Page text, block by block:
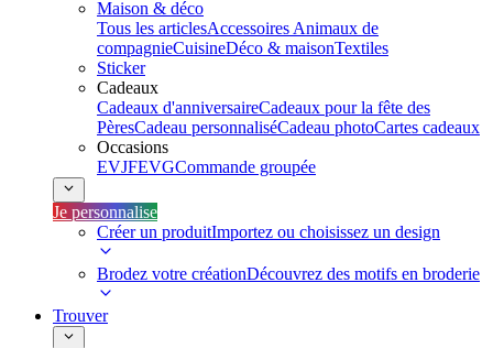
Maison & déco
Tous les articlesAccessoires Animaux de
compagnieCuisineDéco & maisonTextiles
Sticker
Cadeaux
Cadeaux d'anniversaireCadeaux pour la fête des
PèresCadeau personnaliséCadeau photoCartes cadeaux
Occasions
EVJFEVGCommande groupée
Je personnalise
Créer un produitImportez ou choisissez un design
Brodez votre créationDécouvrez des motifs en broderie
Trouver